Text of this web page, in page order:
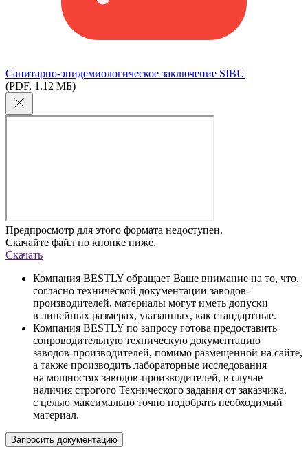
Cанитарно-эпидемиологическое заключение SIBU
(PDF, 1.12 МБ)
Предпросмотр для этого формата недоступен.
Скачайте файл по кнопке ниже.
Скачать
Компания BESTLY обращает Ваше внимание на то, что,
согласно технической документации заводов-
производителей, материалы могут иметь допуски
в линейных размерах, указанных, как стандартные.
Компания BESTLY по запросу готова предоставить
сопроводительную техническую документацию
заводов-производителей, помимо размещенной на сайте,
а также производить лабораторные исследования
на мощностях заводов-производителей, в случае
наличия строгого Технического задания от заказчика,
с целью максимально точно подобрать необходимый
материал.
Запросить документацию